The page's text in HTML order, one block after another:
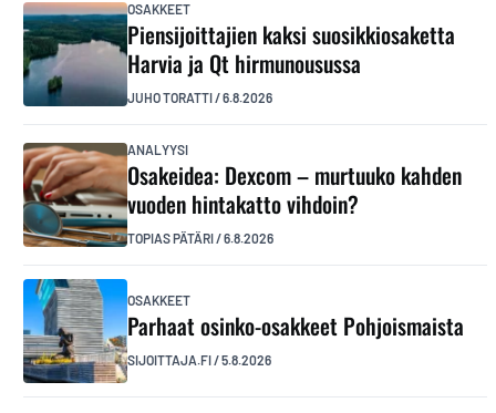
OSAKKEET
Piensijoittajien kaksi suosikkiosaketta
Harvia ja Qt hirmunousussa
JUHO TORATTI/6.8.2026
ANALYYSI
Osakeidea: Dexcom – murtuuko kahden
vuoden hintakatto vihdoin?
TOPIAS PÄTÄRI/6.8.2026
OSAKKEET
Parhaat osinko-osakkeet Pohjoismaista
SIJOITTAJA.FI/5.8.2026